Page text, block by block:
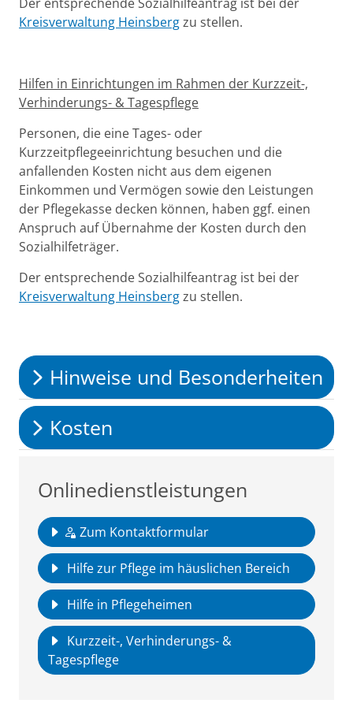
Kreisverwaltung Heinsbergzu stellen.
Hilfen in Einrichtungen im Rahmen der Kurzzeit-,
Verhinderungs- & Tagespflege
Personen, die eine Tages- oder
Kurzzeitpflegeeinrichtung besuchen und die
anfallenden Kosten nicht aus dem eigenen
Einkommen und Vermögen sowie den Leistungen
der Pflegekasse decken können, haben ggf. einen
Anspruch auf Übernahme der Kosten durch den
Sozialhilfeträger.
Der entsprechende Sozialhilfeantrag ist bei der
Kreisverwaltung Heinsbergzu stellen.
Hinweise und Besonderheiten
Kosten
Onlinedienstleistungen
Zum Kontaktformular
Hilfe zur Pflege im häuslichen Bereich
Hilfe in Pflegeheimen
Kurzzeit-, Verhinderungs- &
Tagespflege